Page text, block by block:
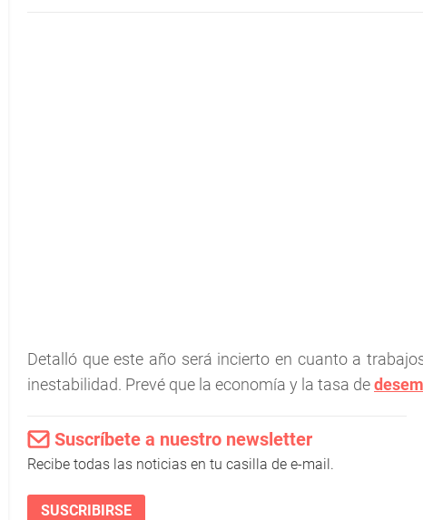
Detalló que este año será incierto en cuanto a
inestabilidad. Prevé que la economía y la tasa de
Suscríbete a nuestro newsletter
Recibe todas las noticias en tu casilla de e-mail.
SUSCRIBIRSE